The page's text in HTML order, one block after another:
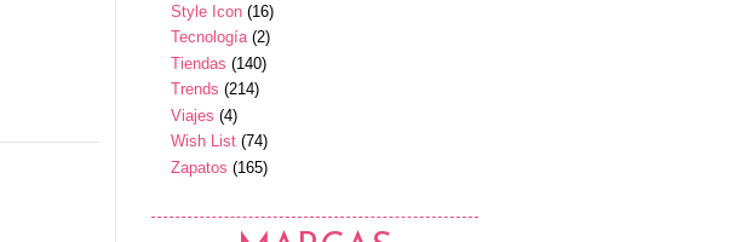
Style Icon (16)
Tecnología (2)
Tiendas (140)
Trends (214)
Viajes (4)
Wish List (74)
Zapatos (165)